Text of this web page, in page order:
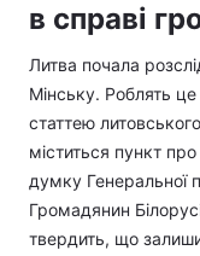
в справі
Литва почала
Мінську. Роблять
статтею
міститься пункт
думку Генеральної
Громадянин
твердить, що